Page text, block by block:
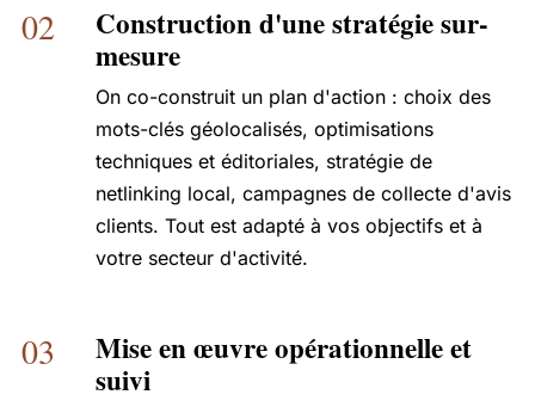
02 Construction d'une stratégie sur-
mesure
On co-construit un plan d'action : choix des
mots-clés géolocalisés, optimisations
techniques et éditoriales, stratégie de
netlinking local, campagnes de collecte d'avis
clients. Tout est adapté à vos objectifs et à
votre secteur d'activité.
03 Mise en œuvre opérationnelle et
suivi